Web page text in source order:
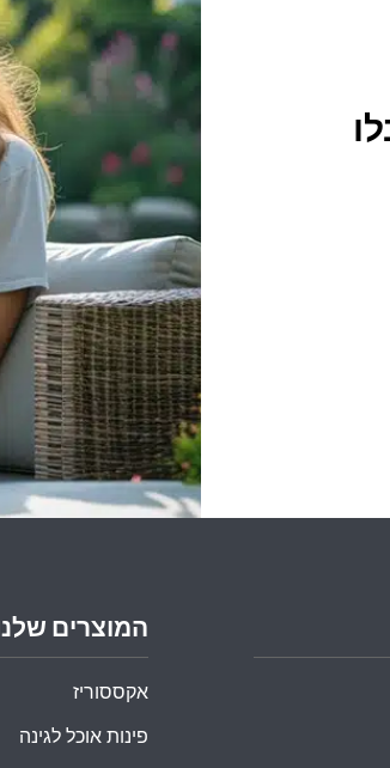
המוצרים שלנו
אקססוריז
פינות אוכל לגינה